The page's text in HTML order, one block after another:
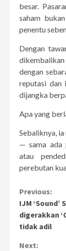
besar.
saham
penentu
Dengan
dengan
reputasi dan
dijangka
Apa yang
Sebaliknya,
— sama ada
atau
perebutan
Previous:
IJM
digerakkan
tidak adil
Next: